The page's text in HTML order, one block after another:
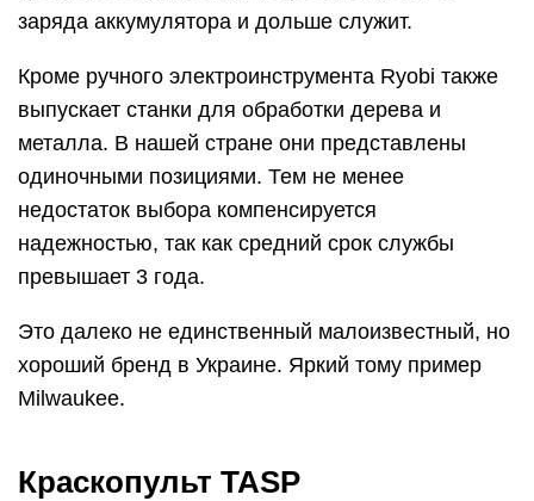
заряда аккумулятора и дольше служит.
Кроме ручного электроинструмента Ryobi также
выпускает станки для обработки дерева и
металла. В нашей стране они представлены
одиночными позициями. Тем не менее
недостаток выбора компенсируется
надежностью, так как средний срок службы
превышает 3 года.
Это далеко не единственный малоизвестный, но
хороший бренд в Украине. Яркий тому пример
Milwaukee.
Краскопульт TASP